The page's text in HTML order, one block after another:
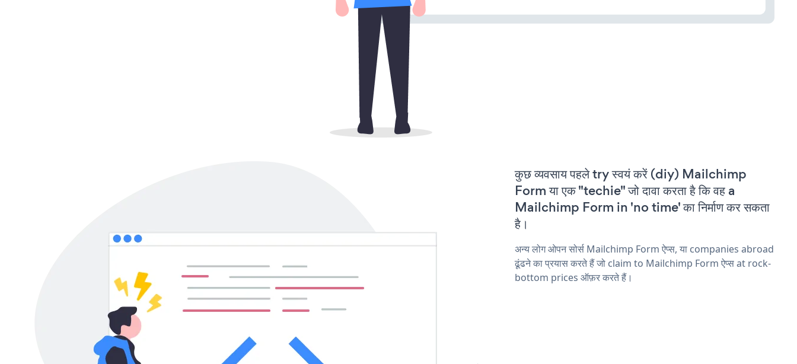
कुछ व्यवसाय पहले try स्वयं करें (diy) Mailchimp
Form या एक "techie" जो दावा करता है कि वह a
Mailchimp Form in 'no time' का निर्माण कर सकता
है।
अन्य लोग ओपन सोर्स Mailchimp Form ऐप्स, या companies abroad
ढूंढने का प्रयास करते हैं जो claim to Mailchimp Form ऐप्स at rock-
bottom prices ऑफ़र करते हैं।